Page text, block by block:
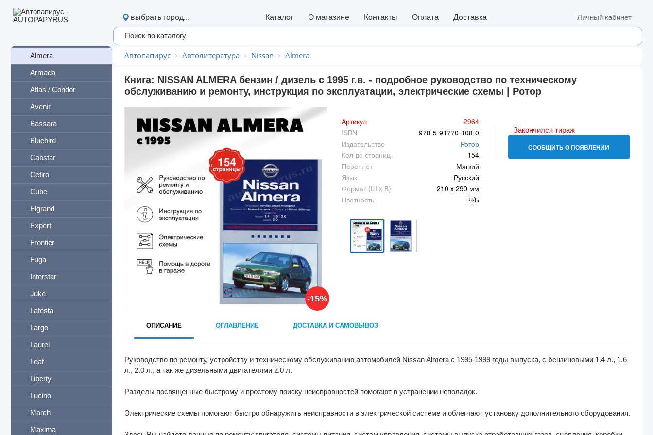
350Z
Almera
Armada
Atlas / Condor
Avenir
Bassara
Bluebird
Cabstar
Cefiro
Cube
Elgrand
Expert
Frontier
Fuga
Interstar
Juke
Lafesta
Largo
Laurel
Leaf
Liberty
Lucino
March
Maxima
выбрать город... Каталог О магазине Контакты Оплата Доставка Личный кабинет
Автопапирус Автолитература Nissan Almera
Книга: NISSAN ALMERA бензин / дизель с 1995 г.в. - подробное руководство по техническому
обслуживанию и ремонту, инструкция по эксплуатации, электрические схемы | Ротор
-15%
Артикул
2964
ISBN
978-5-91770-108-0
Издательство
Ротор
Кол-во страниц
154
Переплет
Мягкий
Язык
Русский
Формат (Ш x В)
210 x 290 мм
Цветность
Ч/Б
Закончился тираж
СООБЩИТЬ О ПОЯВЛЕНИИ
ОПИСАНИЕ ОГЛАВЛЕНИЕ ДОСТАВКА И САМОВЫВОЗ
Руководство по ремонту, устройству и техническому обслуживанию автомобилей Nissan Almera с 1995-1999 годы выпуска, с бензиновыми 1.4 л., 1.6
л., 2.0 л., а так же дизельными двигателями 2.0 л.
Разделы посвященные быстрому и простому поиску неисправностей помогают в устранении неполадок.
Электрические схемы помогают быстро обнаружить неисправности в электрической системе и облегчают установку дополнительного оборудования.